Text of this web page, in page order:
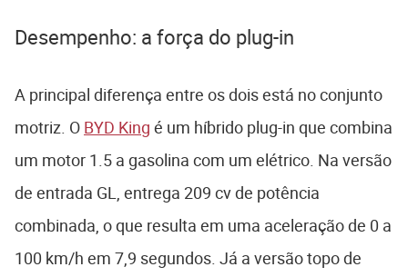
Desempenho: a força do plug-in
A principal diferença entre os dois está no conjunto
motriz. O BYD King é um híbrido plug-in que combina
um motor 1.5 a gasolina com um elétrico. Na versão
de entrada GL, entrega 209 cv de potência
combinada, o que resulta em uma aceleração de 0 a
100 km/h em 7,9 segundos. Já a versão topo de